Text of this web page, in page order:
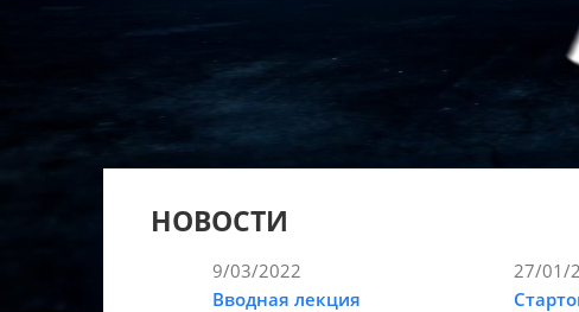
НОВОСТИ
9/03/2022
Вводная лекция
27/01/